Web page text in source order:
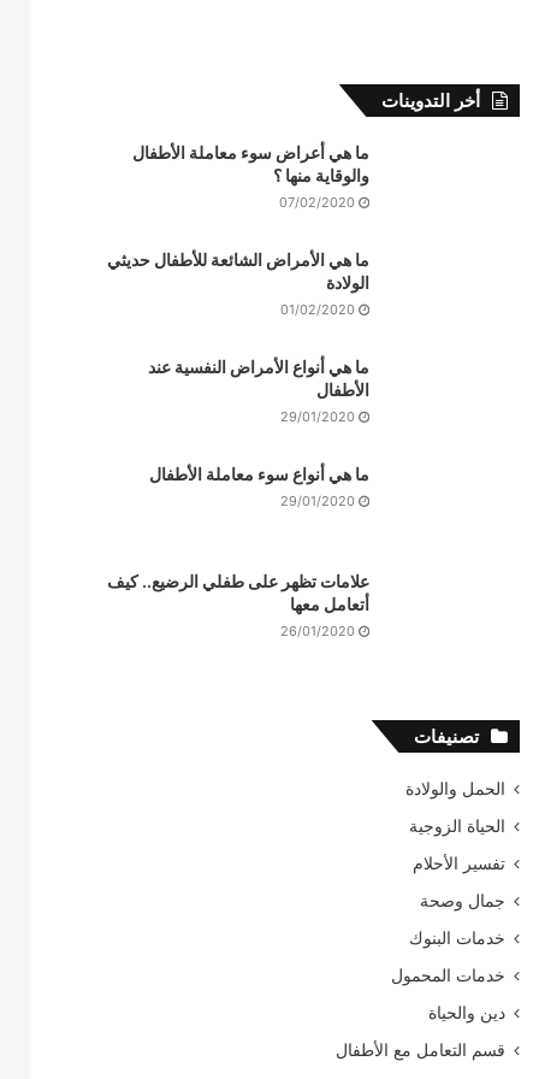
أخر التدوينات
ما هي أعراض سوء معاملة الأطفال
والوقاية منها ؟
07/02/2020
ما هي الأمراض الشائعة للأطفال حديثي
الولادة
01/02/2020
ما هي أنواع الأمراض النفسية عند
الأطفال
29/01/2020
ما هي أنواع سوء معاملة الأطفال
29/01/2020
علامات تظهر على طفلي الرضيع.. كيف
أتعامل معها
26/01/2020
تصنيفات
الحمل والولادة
الحياة الزوجية
تفسير الأحلام
جمال وصحة
خدمات البنوك
خدمات المحمول
دين والحياة
قسم التعامل مع الأطفال